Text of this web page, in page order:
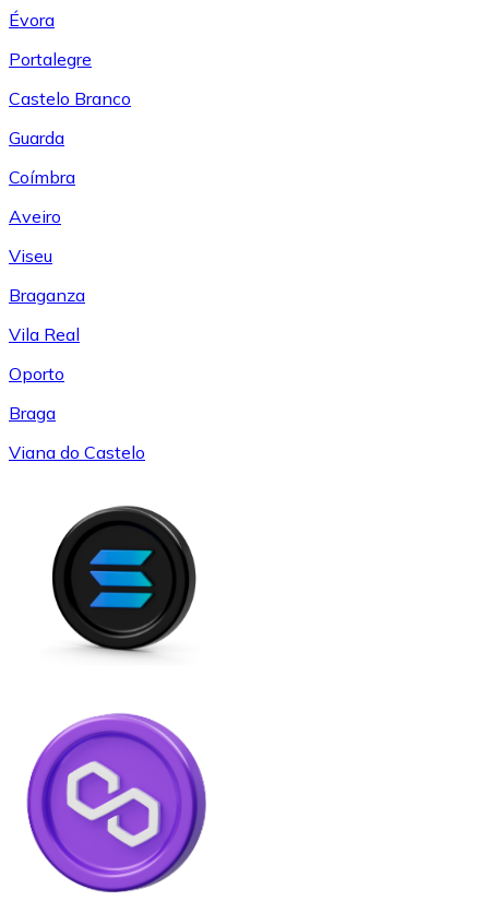
Évora
Portalegre
Castelo Branco
Guarda
Coímbra
Aveiro
Viseu
Braganza
Vila Real
Oporto
Braga
Viana do Castelo